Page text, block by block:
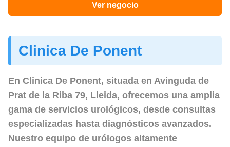
Ver negocio
Clinica De Ponent
En Clinica De Ponent, situada en Avinguda de
Prat de la Riba 79, Lleida, ofrecemos una amplia
gama de servicios urológicos, desde consultas
especializadas hasta diagnósticos avanzados.
Nuestro equipo de urólogos altamente